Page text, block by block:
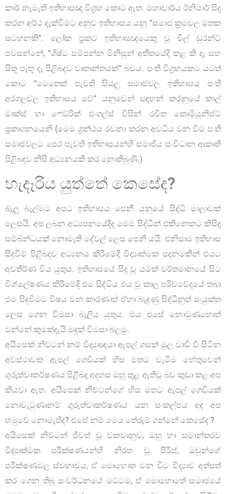
කාර් නැමැති ඉතිහාසඥ විග්‍රහ කොට ඇත. මහාචාර්ය ඊනියාර් සිදු
කරන අර්ථ දැක්වීමට අනුව ඉතිහාසය යනු “සමාජ ක්‍රමවල මතක
සටහනකි”. ලෝක ප්‍රකට ඉතිහාසඥයෙකු වූ වීල් ඩුරන්ට්
පවසන්නේ, “ශිෂ්ට සම්පන්න මිනිසුන් අතීතයේදි කළ කී දෑ සහ
සිතූ පැතූ දෑ පිළිබදව වෘතාන්තයක්” බවය. පංති විග්‍රහයකට යටත්
කොට “මෙතෙක් පැවති සියලු සමාජවල ඉතිහාසය පංති
අරගලවල ඉතිහාසය වේ” යනුවෙන් සඳහන් කරනුයේ කාල්
මාක්ස් හා ෆෙඞ්රික් එංගල්ස් විසින් රචිත කොමියුනිස්ට්
ප්‍රකාශනයෙනි (මෙම ග්‍රන්ථය රචනා කරන අවධිය වන විට පංති
සමාජවලට පෙර පැවති ඉතිහාසයන්හි සමාජීය සංවිධාන ආකෘති
පිළිබදව නිසි අධ්‍යනයකි කර නොතිබුණි.)
හැදෑරිය යුත්තේ කෙසේද?
බැලූ බැල්මට අපට ඉතිහාසය පෙනී යනුයේ සිද්ධි මාලාවක්
ලෙසයි. අප ලබන අධ්‍යපනයේදීද මෙම සිද්ධීන් එකිනෙකට කිසිදු
සම්බන්ධයක් නොමැති දේවල් ලෙස පෙනී යයි. එනිසාම ඉතිහාස
සිදුවීම් පිළිබදව අධ්‍යනය කිරීමේදී විද්‍යාත්මක පදනමකින් එයට
අවතීර්ණ විය යුතුය. ඉතිහාසයේ සිදු වූ යමක් වර්තමානයේ සිට
විශ්ලේෂණය කිරීමේදී එම සිද්ධිය එය වූ කාල පරිච්චේදයේ තබා
එම සිදුවීමට විෂය වන කාරණාත් ඒහා බැදුණු සිද්ධීනුත් සංයුක්ත
ලෙස ගෙන විමසා බැලිය යුතුය. එය එසේ නොවුණහොත්
වන්නේ කුමක්දැයි මදක් විමසා බලමු.
අයිසෙක් නිව්ටන් නම් විද්‍යාඥයා ඇපල් ගසක් මුල වාඩි වී සිටින
අවස්ථාවක ඇපල් ගෙඩියක් හිස මතට වැටීම හේතුවෙන්
ගුරුත්වාකර්ෂණය පිළිබද අදහස ඔහු තුළ ඇතිවූ බව කුඩා කළ අප
කියවා ඇත. අයිසෙක් නිව්ටන්ගේ හිස මතට ඇපල් ගෙඩියක්
නොවැටුණානම් ගුරුත්වාකර්ෂණය යන සංකල්පය අද අප
හමුවේ නොමැතිද? එසේ නම් මෙය තේරුම් ගන්නේ කෙසේද ?
අයිසෙක් නිව්ටන් ජීවත් වූ වකවානුව, ඔහු හා සමාන්තරව
විද්‍යාත්මක පරීක්ෂණයන්හි නිරත වූ පිරිස්, ඔවුන්ගේ
පරීක්ෂණවල ස්වභාවය, ඒ මොහොත වන විට විද්‍යාව අත්පත්
කර ගෙන තිබූ සංවර්ධනයේ මට්ටම, ඒ මොහොතේ සමාජයේ